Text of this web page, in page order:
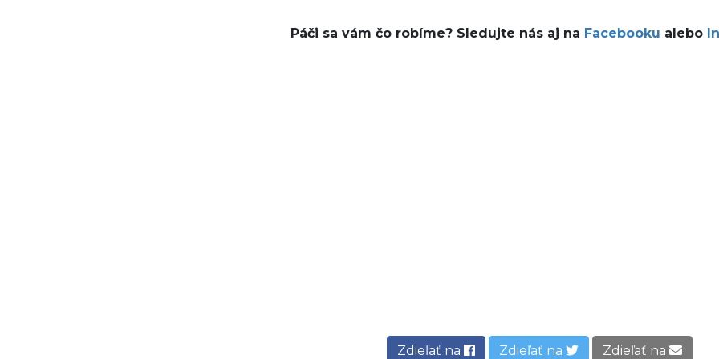
Páči sa vám čo robíme? Sledujte nás aj na Facebooku alebo
Zdieľať na Zdieľať na Zdieľať na